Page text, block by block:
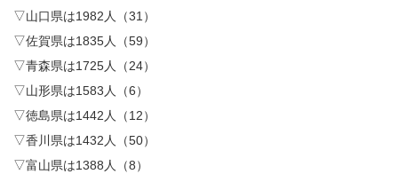
▽山口県は1982人（31）
▽佐賀県は1835人（59）
▽青森県は1725人（24）
▽山形県は1583人（6）
▽徳島県は1442人（12）
▽香川県は1432人（50）
▽富山県は1388人（8）